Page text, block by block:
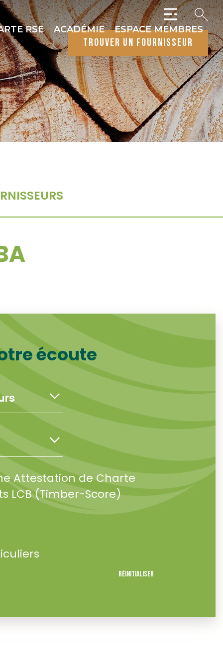
RSE ACADÉMIE ESPACE MEMBRES
trouver un fournisseur
écoute
Attestation de Charte
LCB (Timber-Score)
Réinitialiser